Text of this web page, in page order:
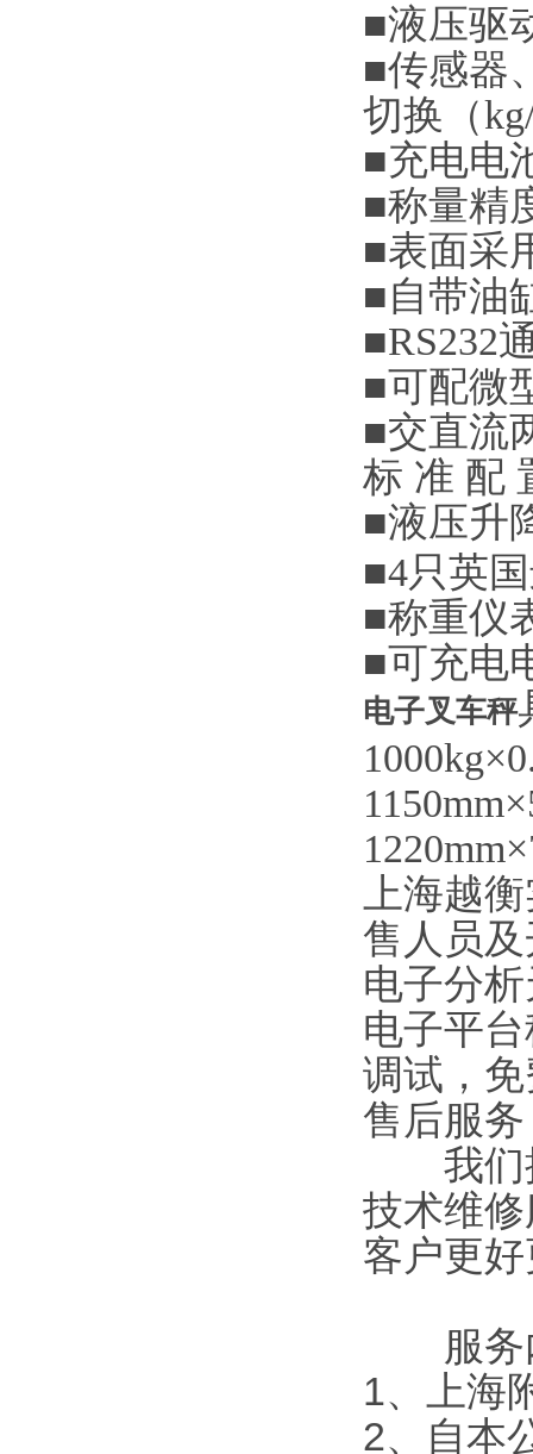
■液压驱
■传感器
切换（
■充电电
■称量精
■表面采
■自带油
■RS232
■可配微
■交直流
标 准 配
■液压升
■4只英
■称重仪
■可充电
电子叉车秤
上海越
售人员
电子分
电子平
调试，
售后服
我们拥
技术维
客户更
服务
1、上海
2、自本